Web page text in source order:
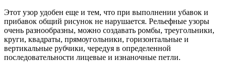
Этот узор удобен еще и тем, что при выполнении убавок и
прибавок общий рисунок не нарушается. Рельефные узоры
очень разнообразны, можно создавать ромбы, треугольники,
круги, квадраты, прямоугольники, горизонтальные и
вертикальные рубчики, чередуя в определенной
последовательности лицевые и изнаночные петли.